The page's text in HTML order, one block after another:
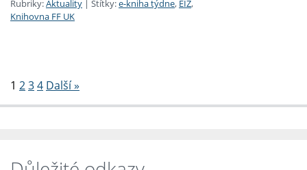
Rubriky:Aktuality | Štítky:e-kniha týdne, EIZ,
Knihovna FF UK
1 234 Další »